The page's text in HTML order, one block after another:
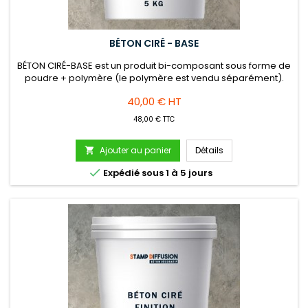
BÉTON CIRÉ - BASE
BÉTON CIRÉ-BASE est un produit bi-composant sous forme de
poudre + polymère (le polymère est vendu séparément).
épaisseur de 2 mm maximum. Fabriqué à base de résines et
additifs sélectionnés de HAUTES PERFORMANCES. BÉTON CIRÉ –
CIRÉ.Nombreux choix de...
40,00 € HT
48,00 € TTC
 Ajouter au panier Détails
 Expédié sous 1 à 5 jours